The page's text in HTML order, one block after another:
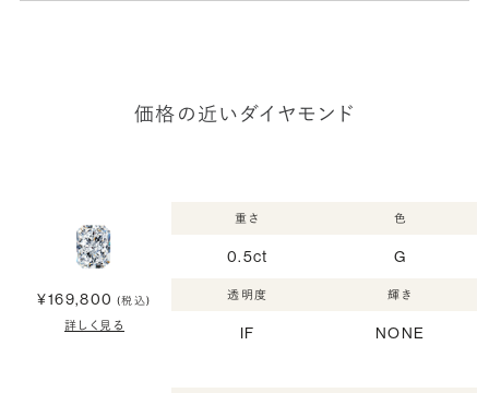
価格の近いダイヤモンド
¥169,800 (税込)
詳しく見る
重さ
0.5ct
色
G
透明度
IF
輝き
NONE